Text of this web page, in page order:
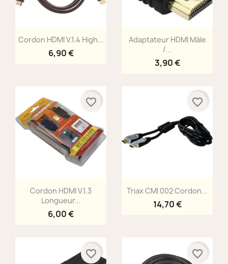
Aperçu rapide
Cordon HDMI V.1.4 High...
6,90 €
Aperçu rapide
Adaptateur HDMI Mâle
/...
3,90 €
Aperçu rapide
Cordon HDMI V.1.3
Longueur...
6,00 €
favorite_border
Aperçu rapide
Triax CMI 002 Cordon...
14,70 €
favorite_border
favorite_border favorite_border